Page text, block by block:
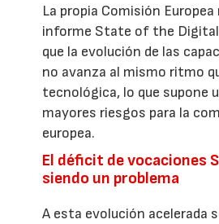
La propia Comisión
informe State of the Digital
que la evolución de las
no avanza al mismo ritmo
tecnológica, lo que supone
mayores riesgos para la
europea.
El déficit de vocaciones
siendo un problema
A esta evolución acelerada